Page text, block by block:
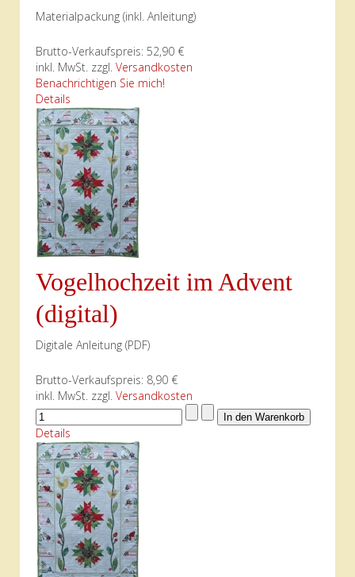
Materialpackung (inkl. Anleitung)
Brutto-Verkaufspreis: 52,90 €
inkl. MwSt. zzgl. Versandkosten
Benachrichtigen Sie mich!
Details
Vogelhochzeit im Advent
(digital)
Digitale Anleitung (PDF)
Brutto-Verkaufspreis: 8,90 €
inkl. MwSt. zzgl. Versandkosten
Details